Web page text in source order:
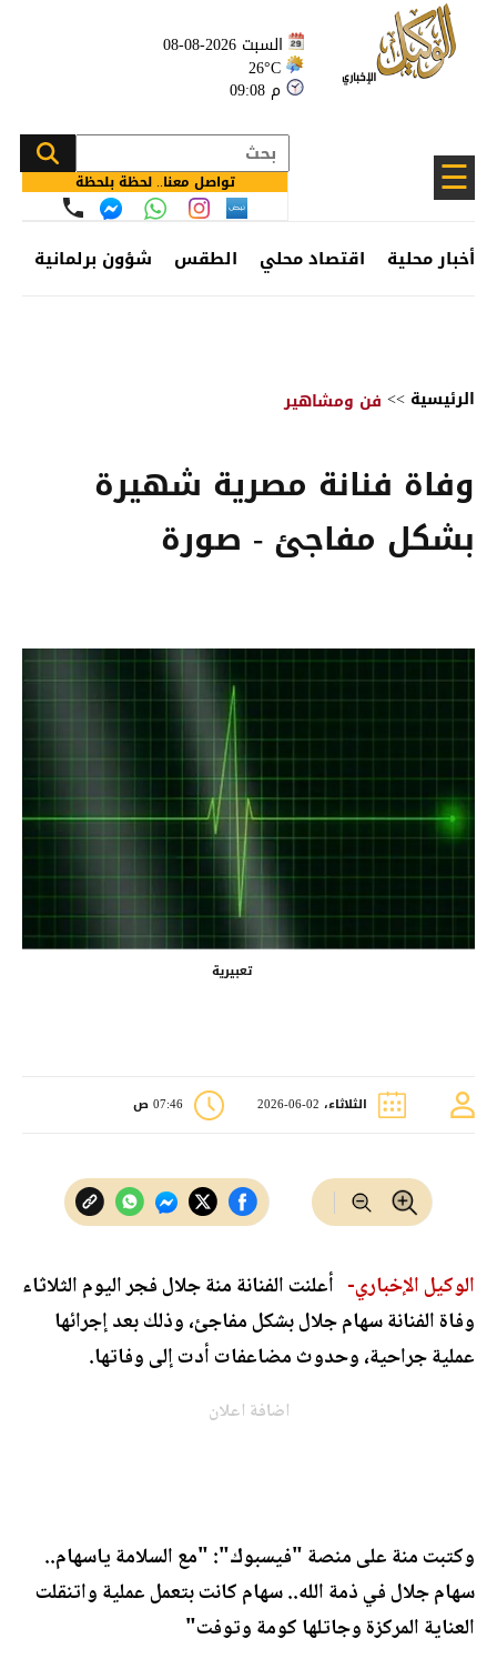
السبت 2026-08-08
26°C
09:08 م
☰ تواصل معنا.. لحظة بلحظة
أخبار محلية اقتصاد محلي الطقس شؤون برلمانية
الرئيسية >> فن ومشاهير
وفاة فنانة مصرية شهيرة
بشكل مفاجئ - صورة
تعبيرية
الثلاثاء، 02-06-2026 07:46 ص
الوكيل الإخباري- أعلنت الفنانة منة جلال فجر اليوم الثلاثاء
وفاة الفنانة سهام جلال بشكل مفاجئ، وذلك بعد إجرائها
عملية جراحية، وحدوث مضاعفات أدت إلى وفاتها.
اضافة اعلان
وكتبت منة على منصة "فيسبوك": "مع السلامة ياسهام..
سهام جلال في ذمة الله.. سهام كانت بتعمل عملية واتنقلت
العناية المركزة وجاتلها كومة وتوفت"